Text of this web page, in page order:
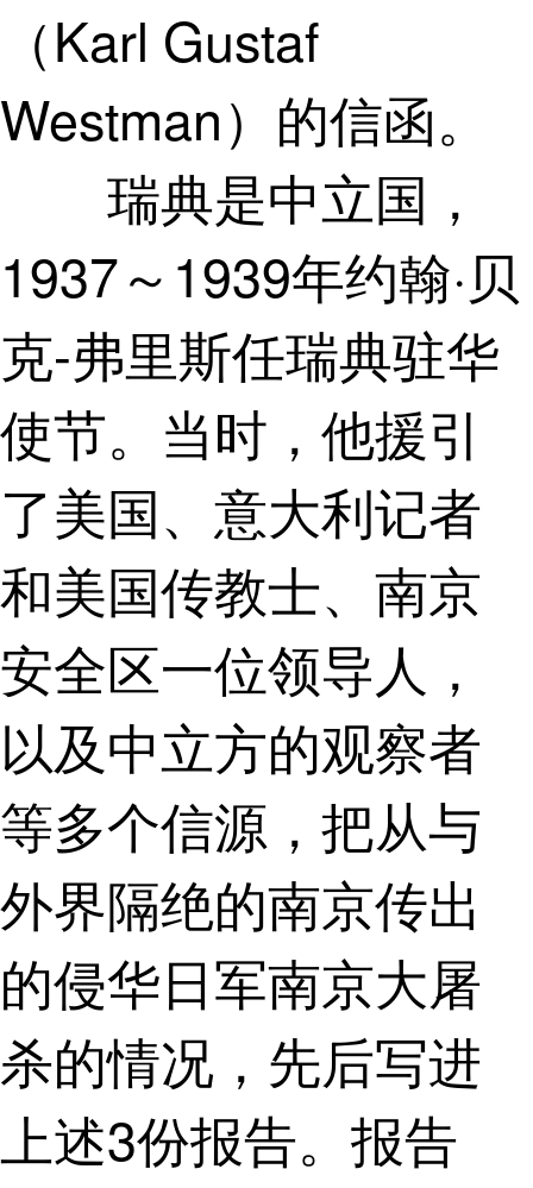
（Karl Gustaf
Westman）的信函。
瑞典是中立国，
1937～1939年约翰·贝
克-弗里斯任瑞典驻华
使节。当时，他援引
了美国、意大利记者
和美国传教士、南京
安全区一位领导人，
以及中立方的观察者
等多个信源，把从与
外界隔绝的南京传出
的侵华日军南京大屠
杀的情况，先后写进
上述3份报告。报告